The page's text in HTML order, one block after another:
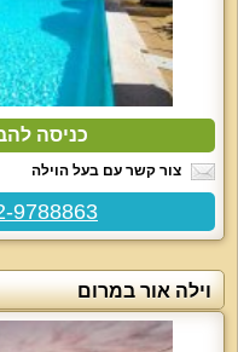
כניסה
צור קשר עם בעל הוילה
052-9788863 - מרכז
וילה אור במרום